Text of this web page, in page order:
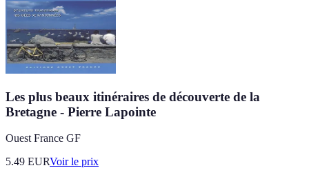
Les plus beaux itinéraires de découverte de la
Bretagne - Pierre Lapointe
Ouest France GF
5.49 EURVoir le prix